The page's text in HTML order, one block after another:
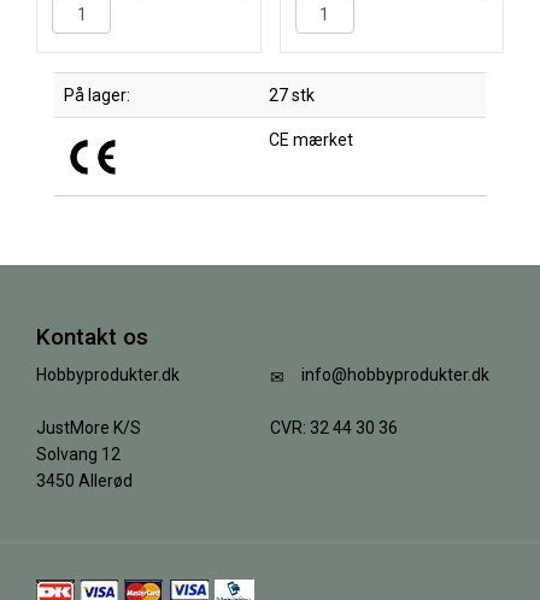
På lager: 27 stk
CE mærket
Kontakt os
Hobbyprodukter.dk
JustMore K/S
Solvang 12
3450 Allerød
info@hobbyprodukter.dk
CVR: 32 44 30 36